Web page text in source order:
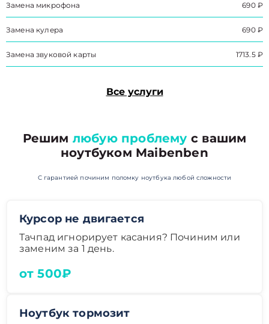
Замена микрофона 690 ₽
Замена кулера 690 ₽
Замена звуковой карты 1713.5 ₽
Все услуги
Решим любую проблему с вашим
ноутбуком Maibenben
С гарантией починим поломку ноутбука любой сложности
Курсор не двигается
Тачпад игнорирует касания? Починим или
заменим за 1 день.
от 500₽
Ноутбук тормозит